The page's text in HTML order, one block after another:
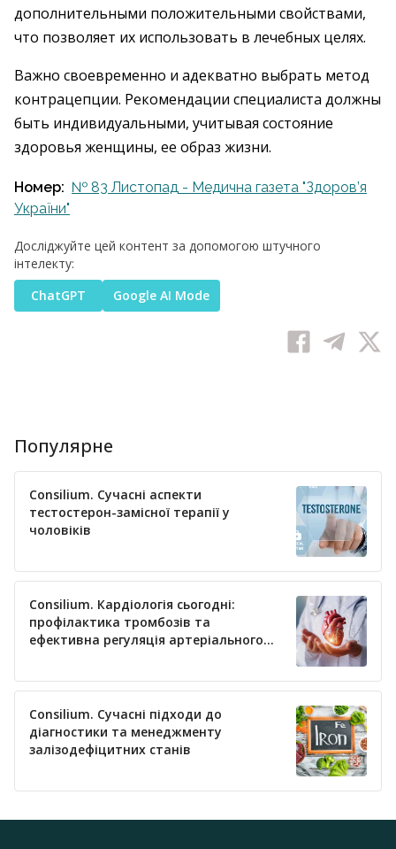
дополнительными положительными свойствами,
что позволяет их использовать в лечебных целях.
Важно своевременно и адекватно выбрать метод
контрацепции. Рекомендации специалиста должны
быть индивидуальными, учитывая состояние
здоровья женщины, ее образ жизни.
Номер: № 83 Листопад - Медична газета "Здоров’я
України"
Досліджуйте цей контент за допомогою штучного
інтелекту:
ChatGPT
Google AI Mode
Популярне
Consilium. Сучасні аспекти
тестостерон-замісної терапії у
чоловіків
Consilium. Кардіологія сьогодні:
профілактика тромбозів та
ефективна регуляція артеріального
Consilium. Сучасні підходи до
діагностики та менеджменту
залізодефіцитних станів